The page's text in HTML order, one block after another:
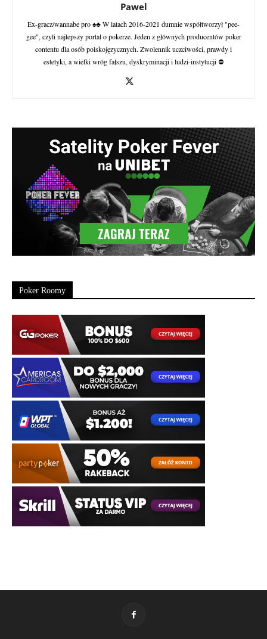
Pawel
Ex-gracz/wannabe pro ♠♣ W latach 2016-2021 dumnie współtworzył "pee-
gee", czyli najlepszy portal o pokerze. Jeden z głównych producentów poker
contentu dla osób polskojęzycznych. Zwolennik uczciwości, prawdy i
estetyki, a wielki wróg fałszu, dyskryminacji i ludzi-instytucji ⛔
Poker Roomy